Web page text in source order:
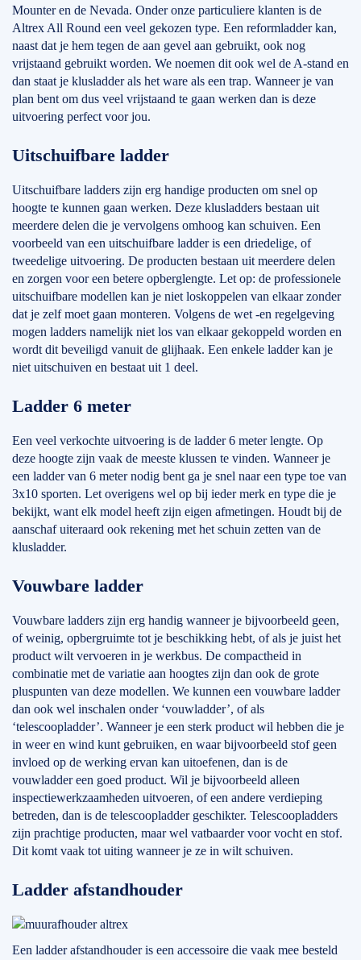
Mounter en de Nevada. Onder onze particuliere klanten is de
Altrex All Round een veel gekozen type. Een reformladder kan,
naast dat je hem tegen de aan gevel aan gebruikt, ook nog
vrijstaand gebruikt worden. We noemen dit ook wel de A-stand en
dan staat je klusladder als het ware als een trap. Wanneer je van
plan bent om dus veel vrijstaand te gaan werken dan is deze
uitvoering perfect voor jou.
Uitschuifbare ladder
Uitschuifbare ladders zijn erg handige producten om snel op
hoogte te kunnen gaan werken. Deze klusladders bestaan uit
meerdere delen die je vervolgens omhoog kan schuiven. Een
voorbeeld van een uitschuifbare ladder is een driedelige, of
tweedelige uitvoering. De producten bestaan uit meerdere delen
en zorgen voor een betere opberglengte. Let op: de professionele
uitschuifbare modellen kan je niet loskoppelen van elkaar zonder
dat je zelf moet gaan monteren. Volgens de wet -en regelgeving
mogen ladders namelijk niet los van elkaar gekoppeld worden en
wordt dit beveiligd vanuit de glijhaak. Een enkele ladder kan je
niet uitschuiven en bestaat uit 1 deel.
Ladder 6 meter
Een veel verkochte uitvoering is de ladder 6 meter lengte. Op
deze hoogte zijn vaak de meeste klussen te vinden. Wanneer je
een ladder van 6 meter nodig bent ga je snel naar een type toe van
3x10 sporten. Let overigens wel op bij ieder merk en type die je
bekijkt, want elk model heeft zijn eigen afmetingen. Houdt bij de
aanschaf uiteraard ook rekening met het schuin zetten van de
klusladder.
Vouwbare ladder
Vouwbare ladders zijn erg handig wanneer je bijvoorbeeld geen,
of weinig, opbergruimte tot je beschikking hebt, of als je juist het
product wilt vervoeren in je werkbus. De compactheid in
combinatie met de variatie aan hoogtes zijn dan ook de grote
pluspunten van deze modellen. We kunnen een vouwbare ladder
dan ook wel inschalen onder ‘vouwladder’, of als
‘telescoopladder’. Wanneer je een sterk product wil hebben die je
in weer en wind kunt gebruiken, en waar bijvoorbeeld stof geen
invloed op de werking ervan kan uitoefenen, dan is de
vouwladder een goed product. Wil je bijvoorbeeld alleen
inspectiewerkzaamheden uitvoeren, of een andere verdieping
betreden, dan is de telescoopladder geschikter. Telescoopladders
zijn prachtige producten, maar wel vatbaarder voor vocht en stof.
Dit komt vaak tot uiting wanneer je ze in wilt schuiven.
Ladder afstandhouder
Een ladder afstandhouder is een accessoire die vaak mee besteld